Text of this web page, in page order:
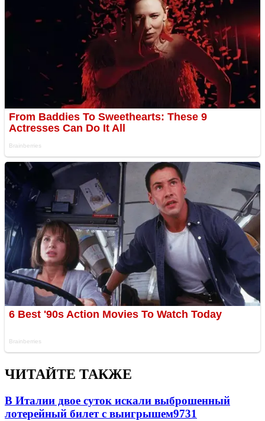
ЧИТАЙТЕ ТАКЖЕ
В Италии двое суток искали выброшенный
лотерейный билет с выигрышем9731